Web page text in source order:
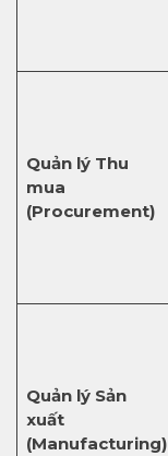
Quản lý Thu
mua
(Procurement)
Quản lý Sản
xuất
(Manufacturing)